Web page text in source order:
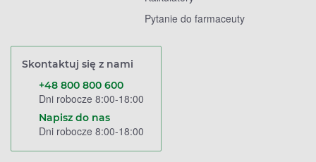
Pytanie do farmaceuty
Skontaktuj się z nami
+48 800 800 600
Dni robocze 8:00-18:00
Napisz do nas
Dni robocze 8:00-18:00